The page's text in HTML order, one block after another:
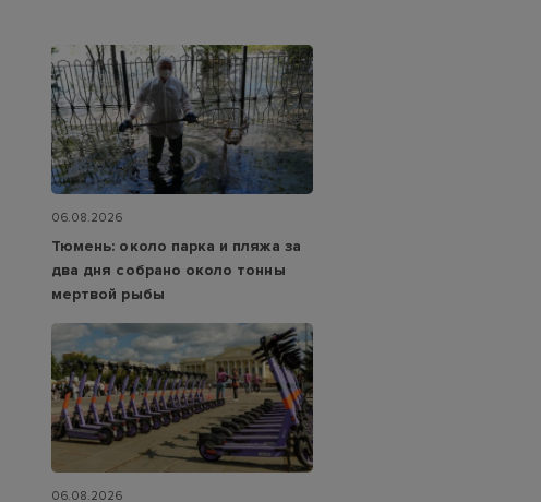
06.08.2026
Тюмень: около парка и пляжа за
два дня собрано около тонны
мертвой рыбы
06.08.2026